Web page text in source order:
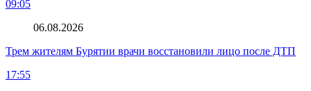
09:05
06.08.2026
Трем жителям Бурятии врачи восстановили лицо после ДТП
17:55